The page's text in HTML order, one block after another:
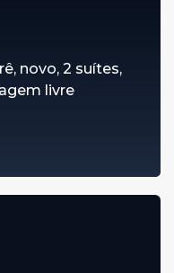
novo, 2 suítes,
livre